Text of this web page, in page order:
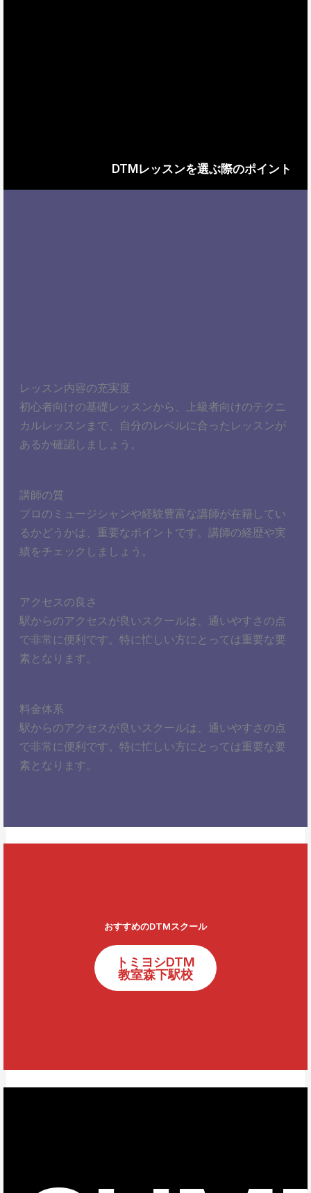
DTMレッスンを選ぶ際のポイント
レッスン内容の充実度
初心者向けの基礎レッスンから、上級者向けのテクニ
カルレッスンまで、自分のレベルに合ったレッスンが
あるか確認しましょう。
講師の質
プロのミュージシャンや経験豊富な講師が在籍してい
るかどうかは、重要なポイントです。講師の経歴や実
績をチェックしましょう。
アクセスの良さ
駅からのアクセスが良いスクールは、通いやすさの点
で非常に便利です。特に忙しい方にとっては重要な要
素となります。
料金体系
駅からのアクセスが良いスクールは、通いやすさの点
で非常に便利です。特に忙しい方にとっては重要な要
素となります。
おすすめのDTMスクール
トミヨシDTM
教室森下駅校